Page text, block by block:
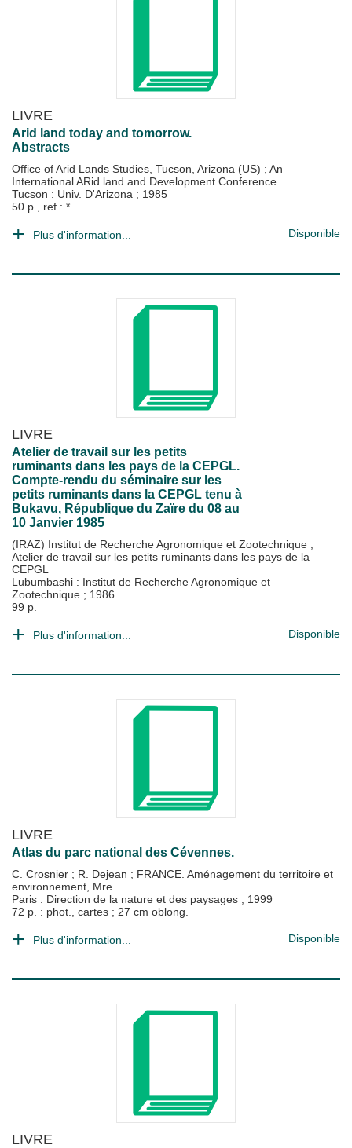
LIVRE
Arid land today and tomorrow.
Abstracts
Office of Arid Lands Studies, Tucson, Arizona (US) ; An
International ARid land and Development Conference
Tucson : Univ. D'Arizona ; 1985
50 p., ref.: *
Plus d'information... Disponible
LIVRE
Atelier de travail sur les petits
ruminants dans les pays de la CEPGL.
Compte-rendu du séminaire sur les
petits ruminants dans la CEPGL tenu à
Bukavu, République du Zaïre du 08 au
10 Janvier 1985
(IRAZ) Institut de Recherche Agronomique et Zootechnique ;
Atelier de travail sur les petits ruminants dans les pays de la
CEPGL
Lubumbashi : Institut de Recherche Agronomique et
Zootechnique ; 1986
99 p.
Plus d'information... Disponible
LIVRE
Atlas du parc national des Cévennes.
C. Crosnier ; R. Dejean ; FRANCE. Aménagement du territoire et
environnement, Mre
Paris : Direction de la nature et des paysages ; 1999
72 p. : phot., cartes ; 27 cm oblong.
Plus d'information... Disponible
LIVRE